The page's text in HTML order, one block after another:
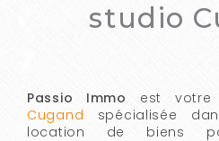
studio
Passio Immo est votre
Cugand spécialisée
location de biens